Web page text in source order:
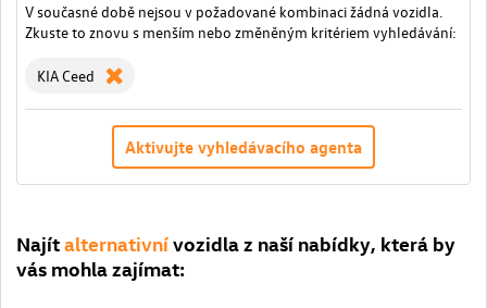
V současné době nejsou v požadované kombinaci žádná vozidla.
Zkuste to znovu s menším nebo změněným kritériem vyhledávání:
KIA Ceed
Aktivujte vyhledávacího agenta
Najítalternativnívozidla z naší nabídky, která by
vás mohla zajímat: